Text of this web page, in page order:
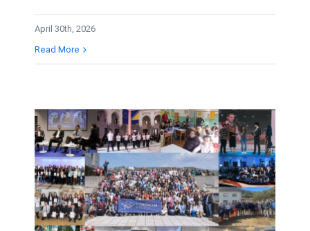
April 30th, 2026
Read More
20 Generationen von
Führungspersönlichkeiten
Wachstum und
Entwicklung der